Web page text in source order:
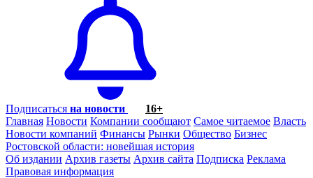
Подписаться на новости
16+
Главная Новости Компании сообщают Самое читаемое Власть
Новости компаний Финансы Рынки Общество Бизнес
Ростовской области: новейшая история
Об издании Архив газеты Архив сайта Подписка Реклама
Правовая информация